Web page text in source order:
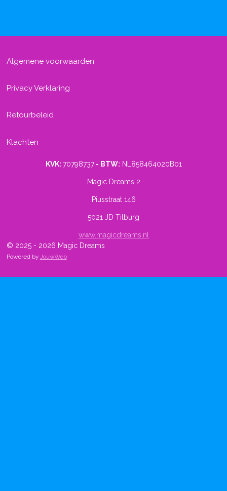
Algemene voorwaarden
Privacy Verklaring
Retourbeleid
Klachten
KVK: 70798737- BTW: NL858464020B01
Magic Dreams 2
Piusstraat 146
5021 JD Tilburg
www.magicdreams.nl
© 2025 - 2026 Magic Dreams
Powered by JouwWeb